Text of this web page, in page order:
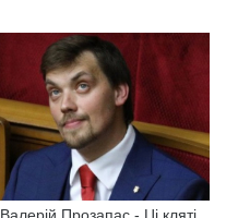
Валерій Прозапас - Ці кляті